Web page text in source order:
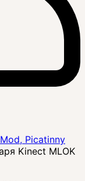
Picatinny
Kinect MLOK